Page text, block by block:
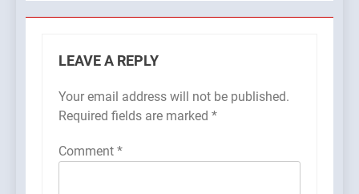
LEAVE A REPLY
Your email address will not be published.
Required fields are marked *
Comment *